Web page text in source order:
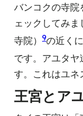
バンコクの寺院
ェックしてみ
寺院）
9の近く
です。アユタヤ
す。これはユネ
王宮とア